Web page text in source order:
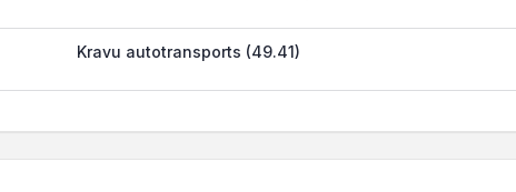
Kravu autotransports (49.41)